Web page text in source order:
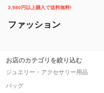
3,980円以上購入で送料無料!
ファッション
お店のカテゴリを絞り込む
ジュエリー・アクセサリー用品
バッグ
キーワード
キーワード